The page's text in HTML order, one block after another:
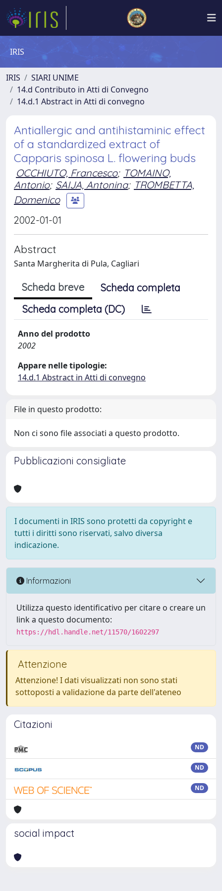
IRIS
IRIS
SIARI UNIME
14.d Contributo in Atti di Convegno
14.d.1 Abstract in Atti di convegno
Antiallergic and antihistaminic effect
of a standardized extract of
Capparis spinosa L. flowering buds
OCCHIUTO, Francesco; TOMAINO,
Antonio; SAIJA, Antonina; TROMBETTA,
Domenico
2002-01-01
Abstract
Santa Margherita di Pula, Cagliari
Scheda breve
Scheda completa
Scheda completa (DC)
Anno del prodotto
2002
Appare nelle tipologie:
14.d.1 Abstract in Atti di convegno
File in questo prodotto:
Non ci sono file associati a questo prodotto.
Pubblicazioni consigliate
I documenti in IRIS sono protetti da copyright e
tutti i diritti sono riservati, salvo diversa
indicazione.
Informazioni
Utilizza questo identificativo per citare o creare un
link a questo documento:
https://hdl.handle.net/11570/1602297
Attenzione
Attenzione! I dati visualizzati non sono stati
sottoposti a validazione da parte dell'ateneo
Citazioni
ND
ND
ND
social impact